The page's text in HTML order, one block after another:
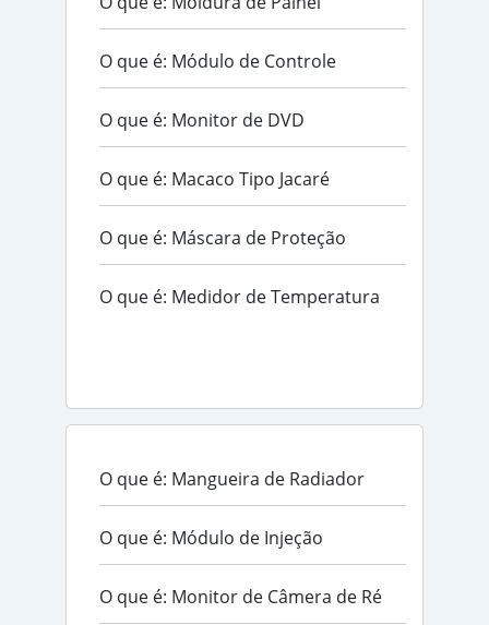
O que é: Módulo de Controle
O que é: Monitor de DVD
O que é: Macaco Tipo Jacaré
O que é: Máscara de Proteção
O que é: Medidor de Temperatura
O que é: Mangueira de Radiador
O que é: Módulo de Injeção
O que é: Monitor de Câmera de Ré